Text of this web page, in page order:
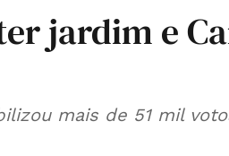
jardim e
mais de 51 mil